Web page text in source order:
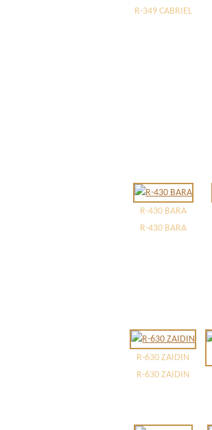
R-349 CABRIEL
R-430 BARA
R-430 BARA
R-630 ZAIDIN
R-630 ZAIDIN